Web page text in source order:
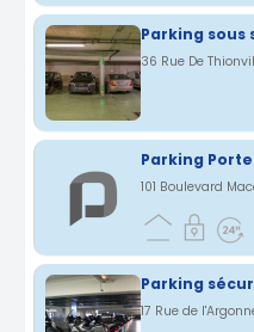
Parking sous
36 Rue De
Parking
Parking